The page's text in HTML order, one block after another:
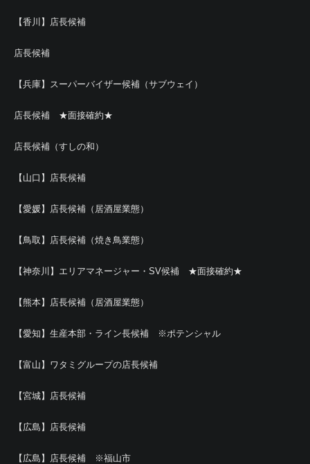
【香川】店長候補
店長候補
【兵庫】スーパーバイザー候補（サブウェイ）
店長候補 ★面接確約★
店長候補（すしの和）
【山口】店長候補
【愛媛】店長候補（居酒屋業態）
【鳥取】店長候補（焼き鳥業態）
【神奈川】エリアマネージャー・SV候補 ★面接確約★
【熊本】店長候補（居酒屋業態）
【愛知】生産本部・ライン長候補 ※ポテンシャル
【富山】ワタミグループの店長候補
【宮城】店長候補
【広島】店長候補
【広島】店長候補 ※福山市